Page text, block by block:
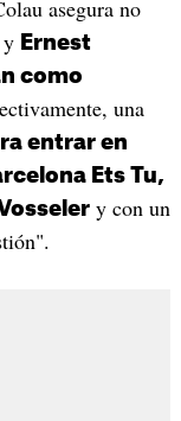
asegura no
Ernest
como
una
entrar en
Ets Tu,
y con un